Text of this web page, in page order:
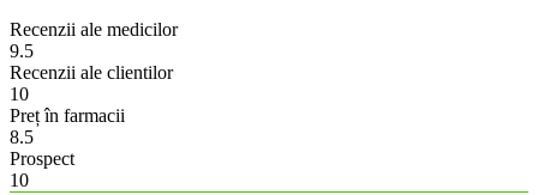
Recenzii ale medicilor
9.5
Recenzii ale clientilor
10
Preț în farmacii
8.5
Prospect
10